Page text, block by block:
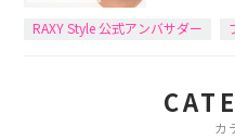
RAXY Style 公式アンバサダー
カ